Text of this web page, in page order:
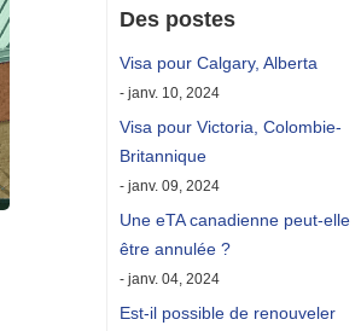
Des postes
Visa pour Calgary, Alberta
- janv. 10, 2024
Visa pour Victoria, Colombie-
Britannique
- janv. 09, 2024
Une eTA canadienne peut-elle
être annulée ?
- janv. 04, 2024
Est-il possible de renouveler